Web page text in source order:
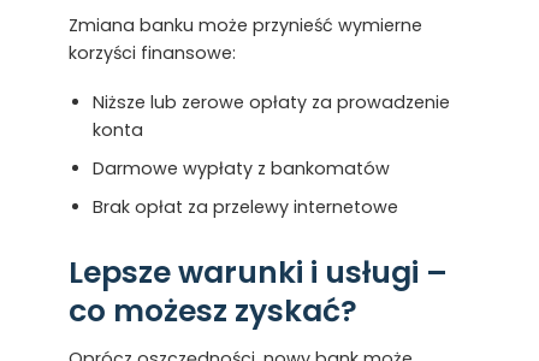
Zmiana banku może przynieść wymierne
korzyści finansowe:
Niższe lub zerowe opłaty za prowadzenie
konta
Darmowe wypłaty z bankomatów
Brak opłat za przelewy internetowe
Lepsze warunki i usługi –
co możesz zyskać?